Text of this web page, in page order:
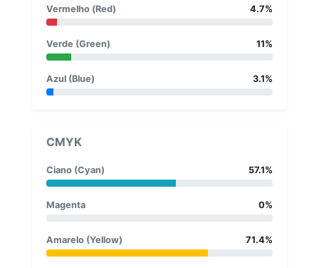
Vermelho (Red) 4.7%
Verde (Green) 11%
Azul (Blue) 3.1%
CMYK
Ciano (Cyan) 57.1%
Magenta 0%
Amarelo (Yellow) 71.4%